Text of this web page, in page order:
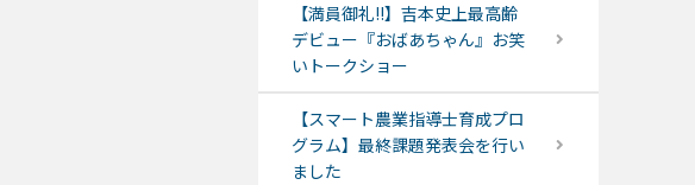
【満員御礼!!】吉本史上最高齢
デビュー『おばあちゃん』お笑
いトークショー
【スマート農業指導士育成プロ
グラム】最終課題発表会を行い
ました